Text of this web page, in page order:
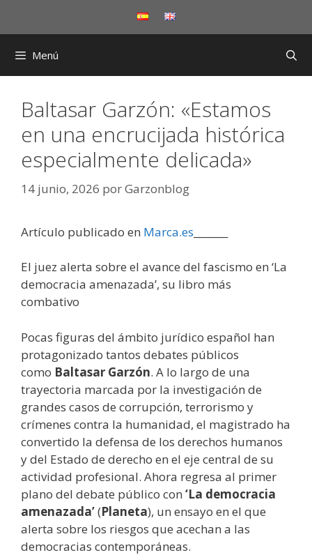
Menú
Baltasar Garzón: «Estamos
en una encrucijada histórica
especialmente delicada»
14 junio, 2026 porGarzonblog
Artículo publicado en Marca.es
El juez alerta sobre el avance del fascismo en ‘La
democracia amenazada’, su libro más
combativo
Pocas figuras del ámbito jurídico español han
protagonizado tantos debates públicos
como Baltasar Garzón. A lo largo de una
trayectoria marcada por la investigación de
grandes casos de corrupción, terrorismo y
crímenes contra la humanidad, el magistrado ha
convertido la defensa de los derechos humanos
y del Estado de derecho en el eje central de su
actividad profesional. Ahora regresa al primer
plano del debate público con ‘La democracia
amenazada’(Planeta), un ensayo en el que
alerta sobre los riesgos que acechan a las
democracias contemporáneas.